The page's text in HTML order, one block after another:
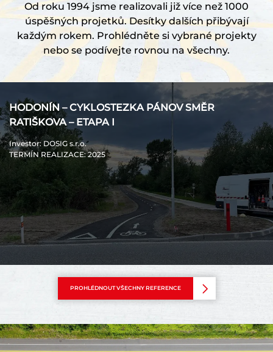
Od roku 1994 jsme realizovali již více než 1000
úspěšných projetků. Desítky dalších přibývají
každým rokem. Prohlédněte si vybrané projekty
nebo se podívejte rovnou na všechny.
HODONÍN – CYKLOSTEZKA PÁNOV SMĚR
RATIŠKOVA – ETAPA I
Investor: DOSIG s.r.o.
TERMÍN REALIZACE: 2025
PROHLÉDNOUT VŠECHNY REFERENCE